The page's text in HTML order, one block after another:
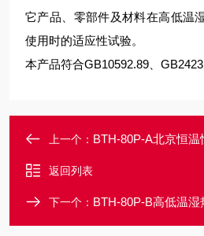
它产品、零部件及材料在高低温
使用时的适应性试验。
本产品符合GB10592.89、
上一个： BTH-80P-A北京恒
返回列表
下一个： BTH-80P-B高低温